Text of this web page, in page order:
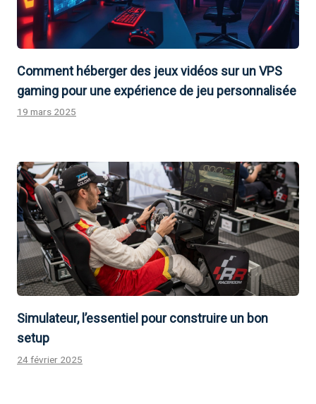
Comment héberger des jeux vidéos sur un VPS
gaming pour une expérience de jeu personnalisée
19 mars 2025
Simulateur, l’essentiel pour construire un bon
setup
24 février 2025